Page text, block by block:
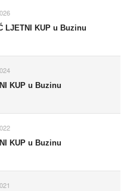
LJETNI KUP u Buzinu
KUP u Buzinu
KUP u Buzinu